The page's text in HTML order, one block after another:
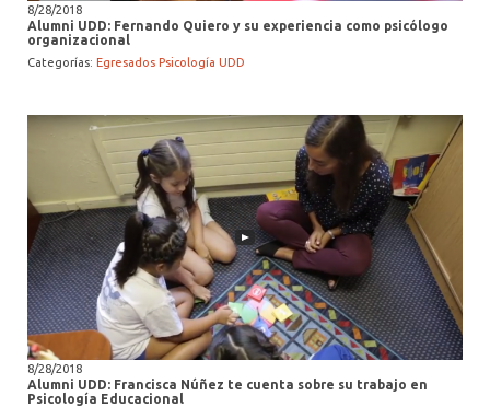
8/28/2018
Alumni UDD: Fernando Quiero y su experiencia como psicólogo
organizacional
Categorías: Egresados Psicología UDD
8/28/2018
Alumni UDD: Francisca Núñez te cuenta sobre su trabajo en
Psicología Educacional